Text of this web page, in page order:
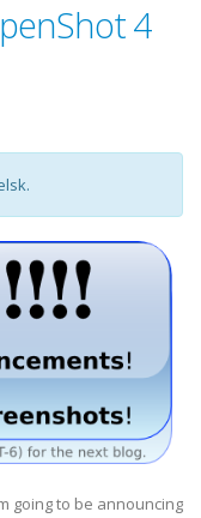
4
going to be announcing